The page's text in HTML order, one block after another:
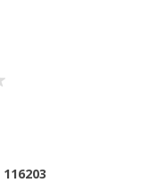
116203